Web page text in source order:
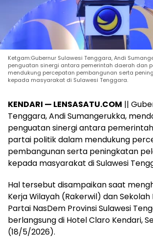
Ketgam:Gubernur Sulawesi Tenggara, Andi
penguatan sinergi antara pemerintah daerah dan
mendukung percepatan pembangunan serta
kepada masyarakat di Sulawesi Tenggara.
KENDARI — LENSASATU.COM ||
Tenggara, Andi Sumangerukka,
penguatan sinergi antara
partai politik dalam mendukung
pembangunan serta peningkatan
kepada masyarakat di Sulawesi
Hal tersebut disampaikan saat
Kerja Wilayah (Rakerwil) dan Sekolah
Partai NasDem Provinsi Sulawesi
berlangsung di Hotel Claro Kendari,
(18/5/2026).